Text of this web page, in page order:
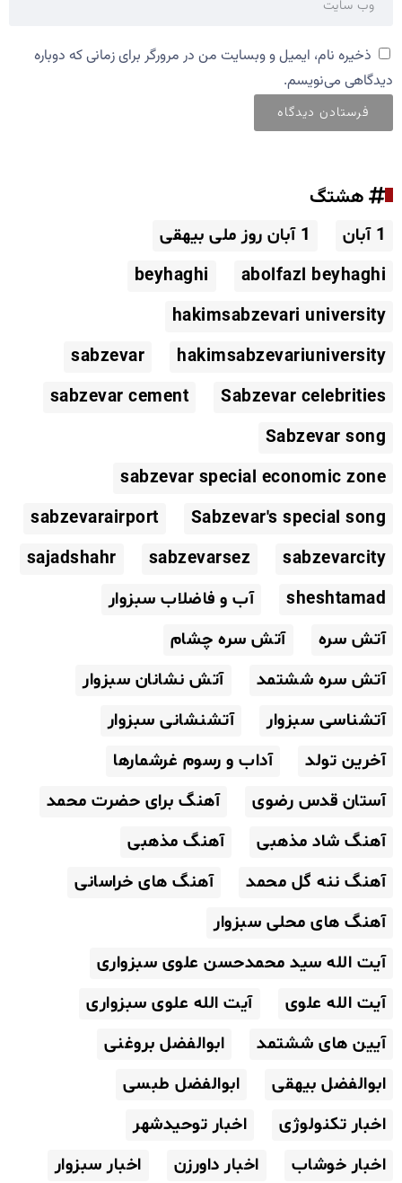
ذخیره نام، ایمیل و وبسایت من در مرورگر برای زمانی که دوباره
دیدگاهی می‌نویسم.
هشتگ
1 آبان
1 آبان روز ملی بیهقی
abolfazl beyhaghi
beyhaghi
hakimsabzevari university
hakimsabzevariuniversity
sabzevar
Sabzevar celebrities
sabzevar cement
Sabzevar song
sabzevar special economic zone
Sabzevar's special song
sabzevarairport
sabzevarcity
sabzevarsez
sajadshahr
sheshtamad
آب و فاضلاب سبزوار
آتش سره
آتش سره چشام
آتش سره ششتمد
آتش نشانان سبزوار
آتشناسی سبزوار
آتشنشانی سبزوار
آخرین تولد
آداب و رسوم غرشمارها
آستان قدس رضوی
آهنگ برای حضرت محمد
آهنگ شاد مذهبی
آهنگ مذهبی
آهنگ ننه گل محمد
آهنگ های خراسانی
آهنگ های محلی سبزوار
آیت الله سید محمدحسن علوی سبزواری
آیت الله علوی
آیت الله علوی سبزواری
آیین های ششتمد
ابوالفضل بروغنی
ابوالفضل بیهقی
ابوالفضل طبسی
اخبار تکنولوژی
اخبار توحیدشهر
اخبار خوشاب
اخبار داورزن اخبار سبزوار